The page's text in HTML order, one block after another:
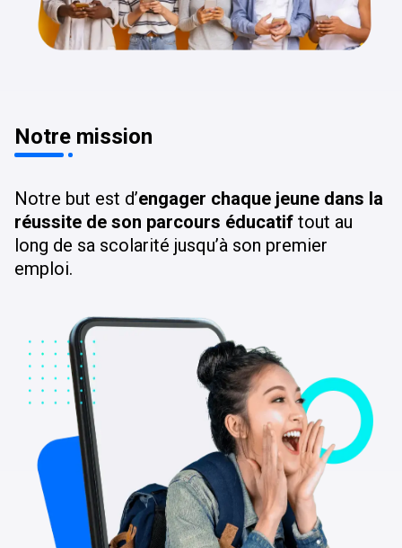
Notre mission
Notre but est d’engager chaque jeune dans la
réussite de son parcours éducatif tout au
long de sa scolarité jusqu’à son premier
emploi.